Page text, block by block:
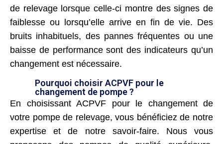
de relevage lorsque celle-ci montre des signes de
faiblesse ou lorsqu’elle arrive en fin de vie. Des
bruits inhabituels, des pannes fréquentes ou une
baisse de performance sont des indicateurs qu’un
changement est nécessaire.
Pourquoi choisir ACPVF pour le
changement de pompe ?
En choisissant ACPVF pour le changement de
votre pompe de relevage, vous bénéficiez de notre
expertise et de notre savoir-faire. Nous vous